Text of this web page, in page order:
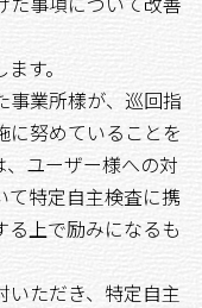
す。
業所樣が、巡回指
に努めていることを
ユーザー様への対
て特定自主検査に携
る上で励みになるも
ただき、特定自主